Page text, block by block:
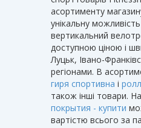
асортименту
унікальну
вертикальний
доступною ціною і
Луцьк, Івано-
регіонами. В
гиря спортивна і
також інші товари.
покрытия - купити
вартістю всього за